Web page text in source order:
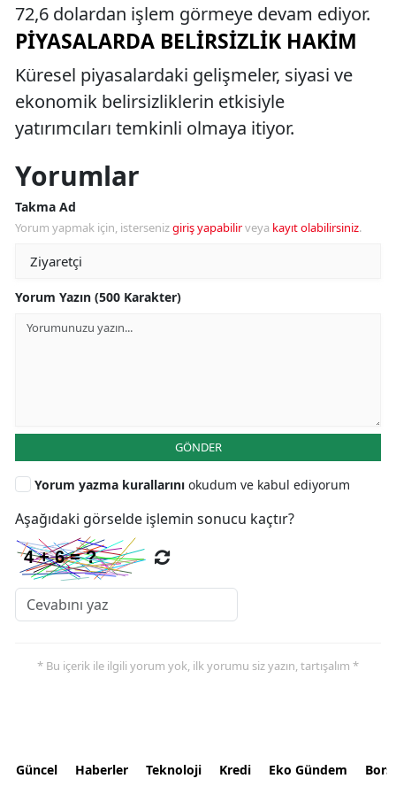
72,6 dolardan işlem görmeye devam ediyor.
PIYASALARDA BELIRSIZLIK HAKIM
Küresel piyasalardaki gelişmeler, siyasi ve
ekonomik belirsizliklerin etkisiyle
yatırımcıları temkinli olmaya itiyor.
Yorumlar
Takma Ad
Yorum yapmak için, istersenizgiriş yapabilirveya kayıt olabilirsiniz.
Yorum Yazın (500 Karakter)
GÖNDER
Yorum yazma kurallarını okudum ve kabul ediyorum
Aşağıdaki görselde işlemin sonucu kaçtır?
* Bu içerik ile ilgili yorum yok, ilk yorumu siz yazın, tartışalım *
Güncel Haberler Teknoloji Kredi Eko Gündem